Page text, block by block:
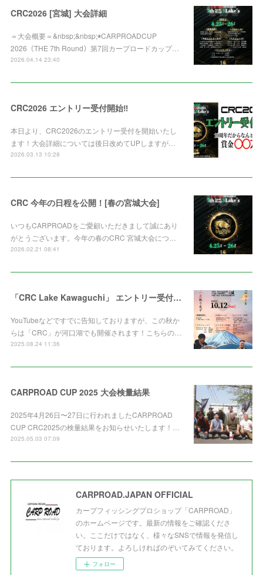
CRC2026 [宮城] 大会詳細
＝大会概要＝&nbsp;&nbsp;◉CARPROADCUP
2026（THE 7th Round）第7回カープロードカップ…
2026.04.14 23:40
CRC2026 エントリー受付開始‼️
本日より、CRC2026のエントリー受付を開始いたし
ます！大会詳細については後日改めてUPしますが…
2026.03.13 10:28
CRC 今年の日程を公開！[春の宮城大会]
いつもCARPROADをご愛顧いただきまして誠にあり
がとうございます。今年の春のCRC 宮城大会につ…
2026.02.21 08:41
「CRC Lake Kawaguchi」 エントリー受付中‼️
YouTubeなどですでに告知しておりますが、この秋か
らは「CRC」が河口湖でも開催されます！こちらの…
2025.08.24 11:36
CARPROAD CUP 2025 大会検量結果
2025年4月26日〜27日に行われましたCARPROAD
CUP CRC2025の検量結果をお知らせいたします！…
2025.05.03 07:09
CARPROAD.JAPAN OFFICIAL
カープフィッシングプロショップ「CARPROAD」
のホームページです。最新の情報をご確認くださ
い。ここだけではなく、様々なSNSで情報を発信し
ております。よろしければのぞいてみてください。
フォロー